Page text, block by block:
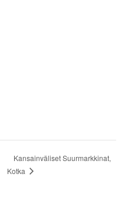
Kansainväliset Suurmarkkinat,
Kotka